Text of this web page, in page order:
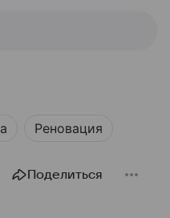
Реновация
Поделиться